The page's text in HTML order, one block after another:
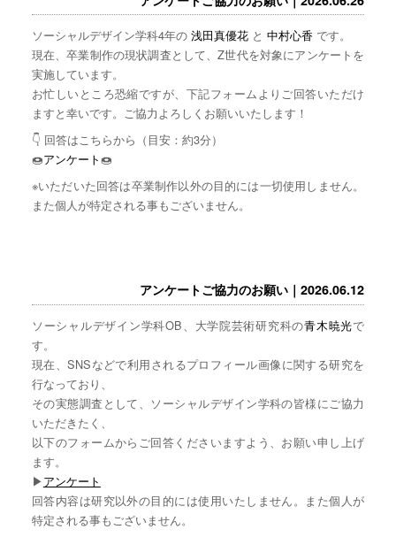
ソーシャルデザイン学科4年の 浅田真優花と 中村心香 です。
現在、卒業制作の現状調査として、Z世代を対象にアンケートを
実施しています。
お忙しいところ恐縮ですが、下記フォームよりご回答いただけ
ますと幸いです。ご協力よろしくお願いいたします！
👇 回答はこちらから（目安：約3分）
🍩アンケート🍩
※いただいた回答は卒業制作以外の目的には一切使用しません。
また個人が特定される事もございません。
アンケートご協力のお願い｜2026.06.12
ソーシャルデザイン学科OB、大学院芸術研究科の青木暁光で
す。
現在、SNSなどで利用されるプロフィール画像に関する研究を
行なっており、
その実態調査として、ソーシャルデザイン学科の皆様にご協力
いただきたく、
以下のフォームからご回答くださいますよう、お願い申し上げ
ます。
▶︎アンケート
回答内容は研究以外の目的には使用いたしません。また個人が
特定される事もございません。